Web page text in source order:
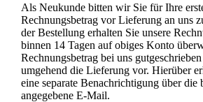
Als Neukunde bitten wir Sie für Ihre
Rechnungsbetrag vor Lieferung an uns
der Bestellung erhalten Sie unsere
binnen 14 Tagen auf obiges Konto
Rechnungsbetrag bei uns
umgehend die Lieferung vor. Hierüber
eine separate Benachrichtigung über die
angegebene E-Mail.